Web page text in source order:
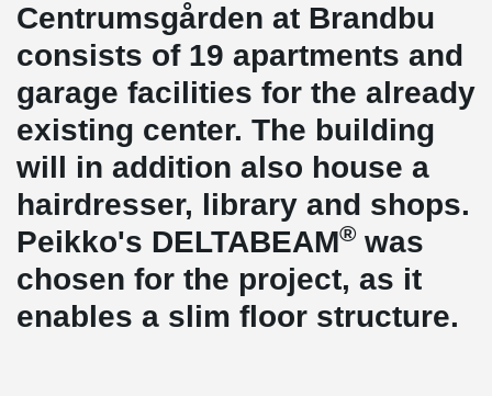
Centrumsgården at Brandbu
consists of 19 apartments and
garage facilities for the already
existing center. The building
will in addition also house a
hairdresser, library and shops.
Peikko's DELTABEAM® was
chosen for the project, as it
enables a slim floor structure.